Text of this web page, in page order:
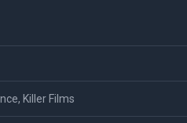
Killer Films